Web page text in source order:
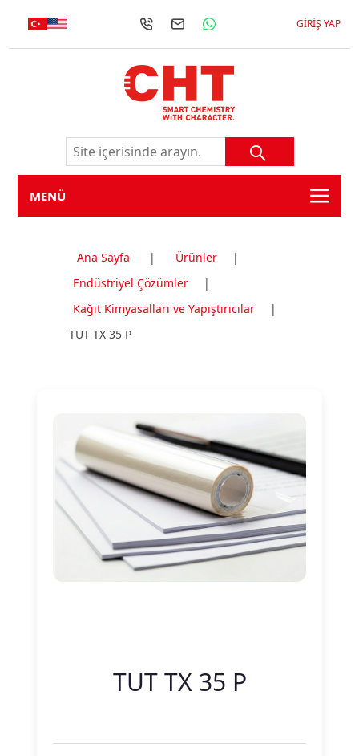
GIRIŞ YAP
MENÜ
Ana Sayfa | Ürünler
|
Endüstriyel Çözümler
|
Kağıt Kimyasalları ve Yapıştırıcılar
|
TUT TX 35 P
TUT TX 35 P